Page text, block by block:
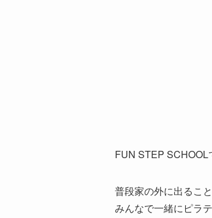
FUN STEP
普段家の外に出るこ
みんなで一緒にピラ